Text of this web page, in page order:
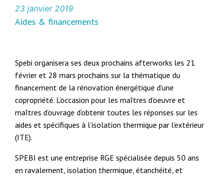
23 janvier 2019
Aides & financements
Spebi organisera ses deux prochains afterworks les 21
février et 28 mars prochains sur la thématique du
financement de la rénovation énergétique d’une
copropriété. L’occasion pour les maîtres d’oeuvre et
maîtres d’ouvrage d’obtenir toutes les réponses sur les
aides et spécifiques à l’isolation thermique par l’extérieur
(ITE).
SPEBI est une entreprise RGE spécialisée depuis 50 ans
en ravalement, isolation thermique, étanchéité, et